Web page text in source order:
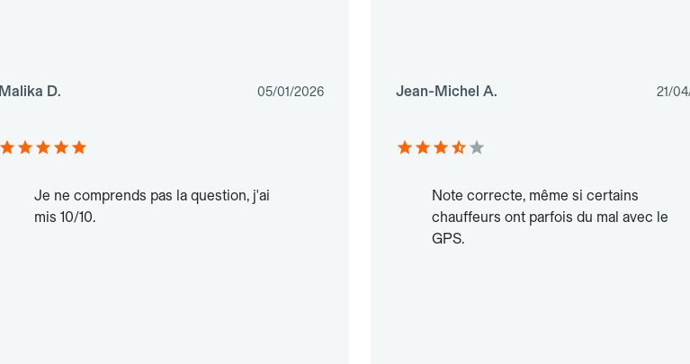
Malika D. 05/01/2026 Jean-Michel A. 21/
Je ne comprends pas la question, j'ai
mis 10/10.
Note correcte, même si certains
chauffeurs ont parfois du mal avec le
GPS.